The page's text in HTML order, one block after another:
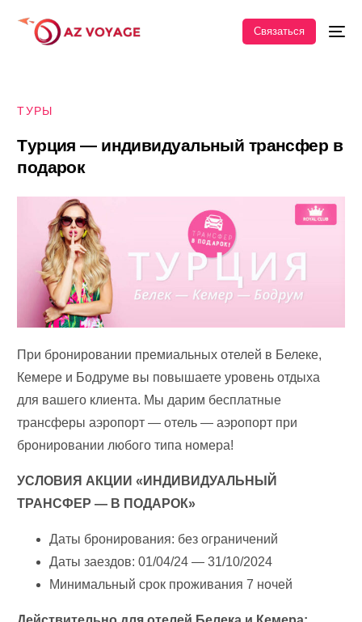
Связаться
ТУРЫ
Турция — индивидуальный трансфер в
подарок
При бронировании премиальных отелей в Белеке,
Кемере и Бодруме вы повышаете уровень отдыха
для вашего клиента. Мы дарим бесплатные
трансферы аэропорт — отель — аэропорт при
бронировании любого типа номера!
УСЛОВИЯ АКЦИИ «ИНДИВИДУАЛЬНЫЙ
ТРАНСФЕР — В ПОДАРОК»
Даты бронирования: без ограничений
Даты заездов: 01/04/24 — 31/10/2024
Минимальный срок проживания 7 ночей